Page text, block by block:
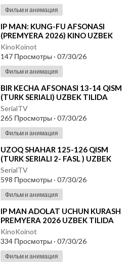
Фильм и анимация
⁣IP MAN: KUNG-FU AFSONASI
(PREMYERA 2026) KINO UZBEK
TILIDA - SKACHAT
KinoKoinot
147 Просмотры · 07/30/26
Фильм и анимация
⁣BIR KECHA AFSONASI 13-14 QISM
(TURK SERIALI) UZBEK TILIDA
SerialTV
265 Просмотры · 07/30/26
Фильм и анимация
⁣UZOQ SHAHAR 125-126 QISM
(TURK SERIALI 2- FASL ) UZBEK
TILIDA
SerialTV
598 Просмотры · 07/30/26
Фильм и анимация
⁣IP MAN ADOLAT UCHUN KURASH
PREMYERA 2026 UZBEK TILIDA
KinoKoinot
334 Просмотры · 07/30/26
Фильм и анимация